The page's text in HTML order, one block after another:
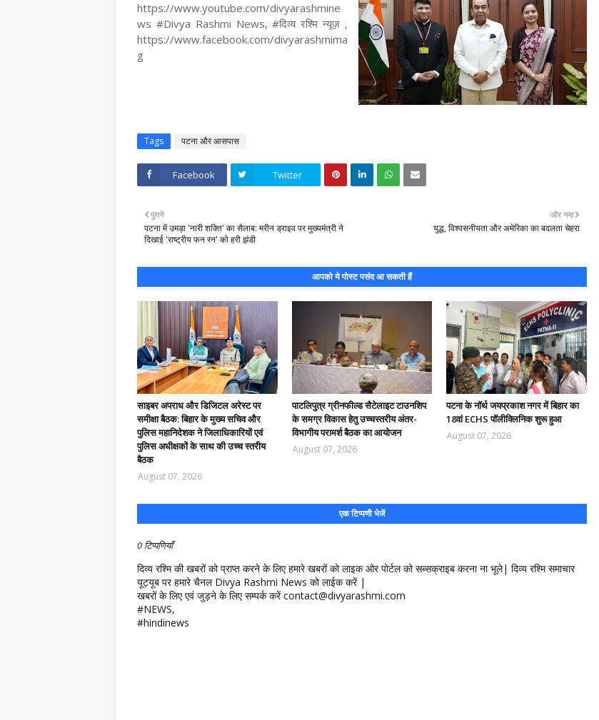
https://www.youtube.com/divyarashmine
ws #Divya Rashmi News, #दिव्य रश्मि न्यूज़ ,
https://www.facebook.com/divyarashmima
g
Tags पटना और आसपास
Facebook Twitter
और नया
युद्ध, विश्वसनीयता और अमेरिका का बदलता चेहरा
पुराने
पटना में उमड़ा 'नारी शक्ति' का सैलाब: मरीन ड्राइव पर मुख्यमंत्री ने
दिखाई 'राष्ट्रीय फन रन' को हरी झंडी
आपको ये पोस्ट पसंद आ सकती हैं
साइबर अपराध और डिजिटल अरेस्ट पर
समीक्षा बैठक: बिहार के मुख्य सचिव और
पुलिस महानिदेशक ने जिलाधिकारियों एवं
पुलिस अधीक्षकों के साथ की उच्च स्तरीय
बैठक
August 07, 2026
पाटलिपुत्र ग्रीनफील्ड सैटेलाइट टाउनशिप
के समग्र विकास हेतु उच्चस्तरीय अंतर-
विभागीय परामर्श बैठक का आयोजन
August 07, 2026
पटना के नॉर्थ जयप्रकाश नगर में बिहार का
18वां ECHS पॉलीक्लिनिक शुरू हुआ
August 07, 2026
एक टिप्पणी भेजें
0 टिप्पणियाँ
दिव्य रश्मि की खबरों को प्राप्त करने के लिए हमारे खबरों को लाइक ओर पोर्टल को सब्सक्राइब करना ना भूले| दिव्य रश्मि समाचार
यूट्यूब पर हमारे चैनल Divya Rashmi News को लाईक करें |
खबरों के लिए एवं जुड़ने के लिए सम्पर्क करें contact@divyarashmi.com
#NEWS,
#hindinews